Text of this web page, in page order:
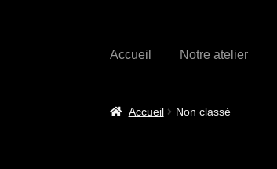
Accueil Notre atelier
Accueil Non classé